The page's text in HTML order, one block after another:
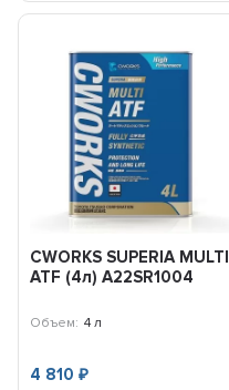
CWORKS SUPERIA MULTI
ATF (4л) A22SR1004
Объем: 4 л
4 810₽